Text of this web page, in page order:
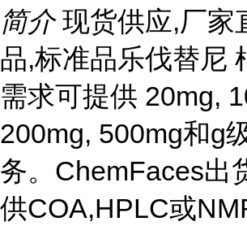
简介 现货供应,厂家
品,标准品乐伐替尼
需求可提供 20mg,
200mg, 500mg和g
务。ChemFaces出
供COA,HPLC或